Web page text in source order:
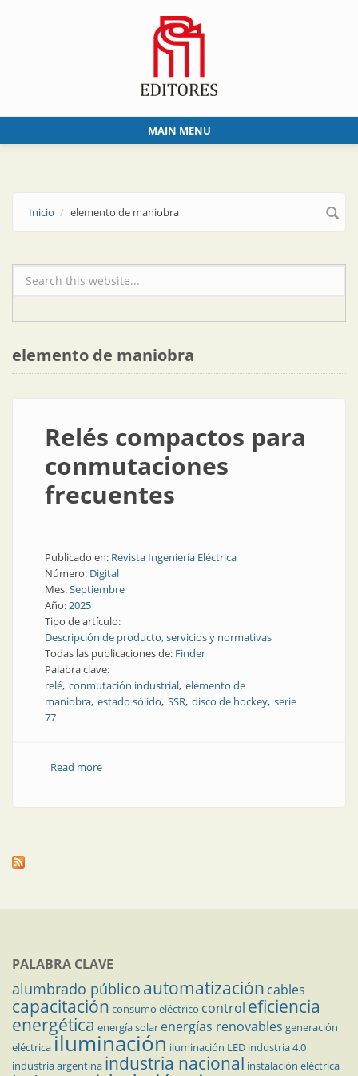
MAIN MENU
Inicio elemento de maniobra
Formulario de búsqueda
elemento de maniobra
Relés compactos para
conmutaciones
frecuentes
Publicado en: Revista Ingeniería Eléctrica
Número: Digital
Mes:Septiembre
Año:2025
Tipo de artículo:
Descripción de producto, servicios y normativas
Todas las publicaciones de: Finder
Palabra clave:
relé conmutación industrial elemento de
maniobra estado sólido SSR disco de hockey serie
77
Read moreabout Relés compactos para conmutaciones
PALABRA CLAVE
alumbrado público automatización cables
capacitación consumo eléctrico control eficiencia
energética energía solar energías renovables generación
eléctricailuminación iluminación LED industria 4.0
industria argentina industria nacional instalación eléctrica